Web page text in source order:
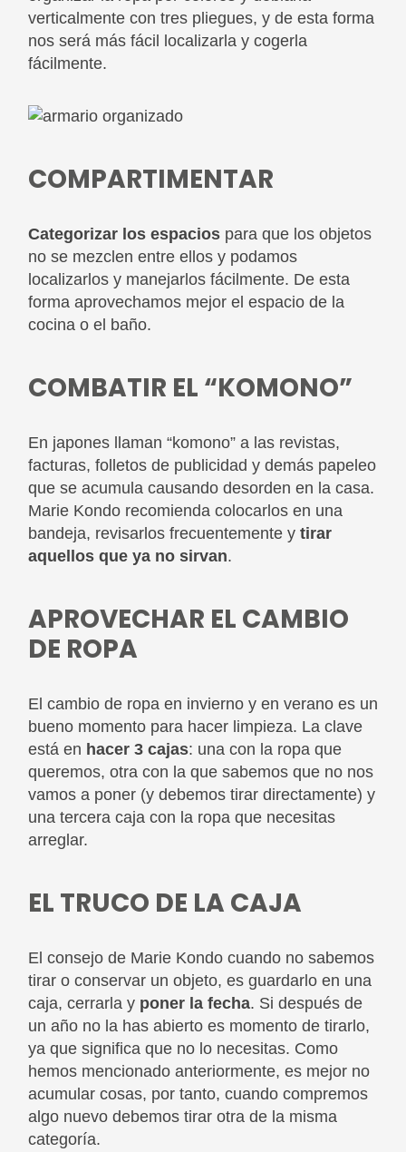
verticalmente con tres pliegues, y de esta forma
nos será más fácil localizarla y cogerla
fácilmente.
COMPARTIMENTAR
Categorizar los espacios para que los objetos
no se mezclen entre ellos y podamos
localizarlos y manejarlos fácilmente. De esta
forma aprovechamos mejor el espacio de la
cocina o el baño.
COMBATIR EL “KOMONO”
En japones llaman “komono” a las revistas,
facturas, folletos de publicidad y demás papeleo
que se acumula causando desorden en la casa.
Marie Kondo recomienda colocarlos en una
bandeja, revisarlos frecuentemente y tirar
aquellos que ya no sirvan.
APROVECHAR EL CAMBIO
DE ROPA
El cambio de ropa en invierno y en verano es un
bueno momento para hacer limpieza. La clave
está en hacer 3 cajas: una con la ropa que
queremos, otra con la que sabemos que no nos
vamos a poner (y debemos tirar directamente) y
una tercera caja con la ropa que necesitas
arreglar.
EL TRUCO DE LA CAJA
El consejo de Marie Kondo cuando no sabemos
tirar o conservar un objeto, es guardarlo en una
caja, cerrarla y poner la fecha. Si después de
un año no la has abierto es momento de tirarlo,
ya que significa que no lo necesitas. Como
hemos mencionado anteriormente, es mejor no
acumular cosas, por tanto, cuando compremos
algo nuevo debemos tirar otra de la misma
categoría.